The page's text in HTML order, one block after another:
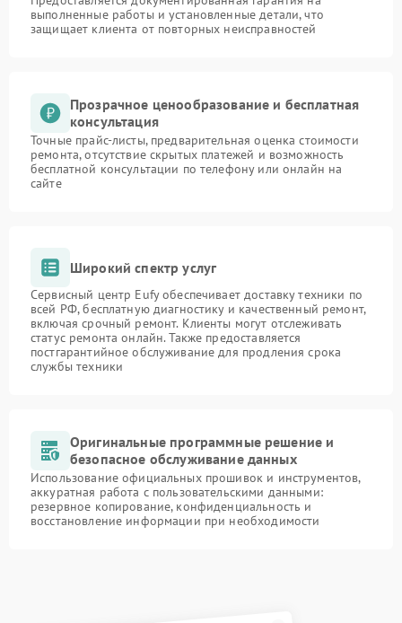
выполненные работы и установленные детали, что
защищает клиента от повторных неисправностей
Прозрачное ценообразование и бесплатная
консультация
Точные прайс-листы, предварительная оценка стоимости
ремонта, отсутствие скрытых платежей и возможность
бесплатной консультации по телефону или онлайн на
сайте
Широкий спектр услуг
Сервисный центр Eufy обеспечивает доставку техники по
всей РФ, бесплатную диагностику и качественный ремонт,
включая срочный ремонт. Клиенты могут отслеживать
статус ремонта онлайн. Также предоставляется
постгарантийное обслуживание для продления срока
службы техники
Оригинальные программные решение и
безопасное обслуживание данных
Использование официальных прошивок и инструментов,
аккуратная работа с пользовательскими данными:
резервное копирование, конфиденциальность и
восстановление информации при необходимости